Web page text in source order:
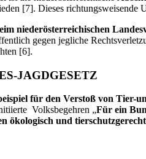
[7]. Dieses
niederösterreichischen
gegen jegliche
[6].
JAGDGESETZ
für den Verstoß von Tier-
Volksbegehren „Für ein
ökologisch und